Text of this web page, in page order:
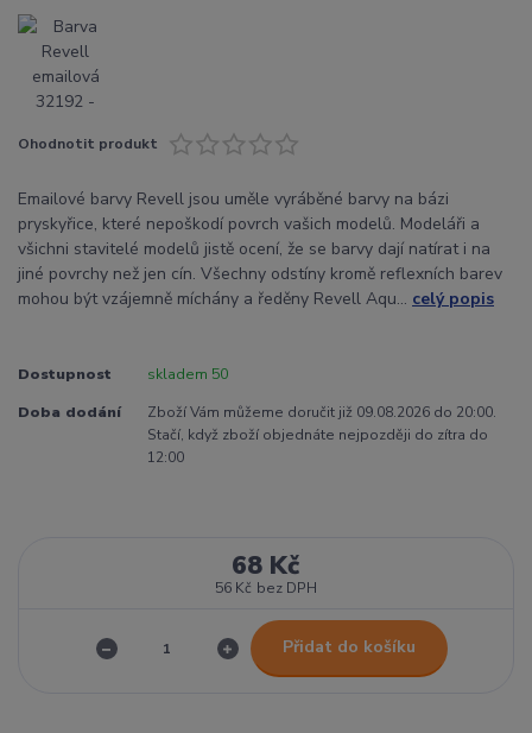
Ohodnotit produkt
Emailové barvy Revell jsou uměle vyráběné barvy na bázi
pryskyřice, které nepoškodí povrch vašich modelů. Modeláři a
všichni stavitelé modelů jistě ocení, že se barvy dají natírat i na
jiné povrchy než jen cín. Všechny odstíny kromě reflexních barev
mohou být vzájemně míchány a ředěny Revell Aqu... celý popis
Dostupnost skladem 50
Doba dodání
Zboží Vám můžeme doručit již 09.08.2026 do 20:00.
Stačí, když zboží objednáte nejpozději do zítra do
12:00
68 Kč
56 Kč bez DPH
Přidat do košíku